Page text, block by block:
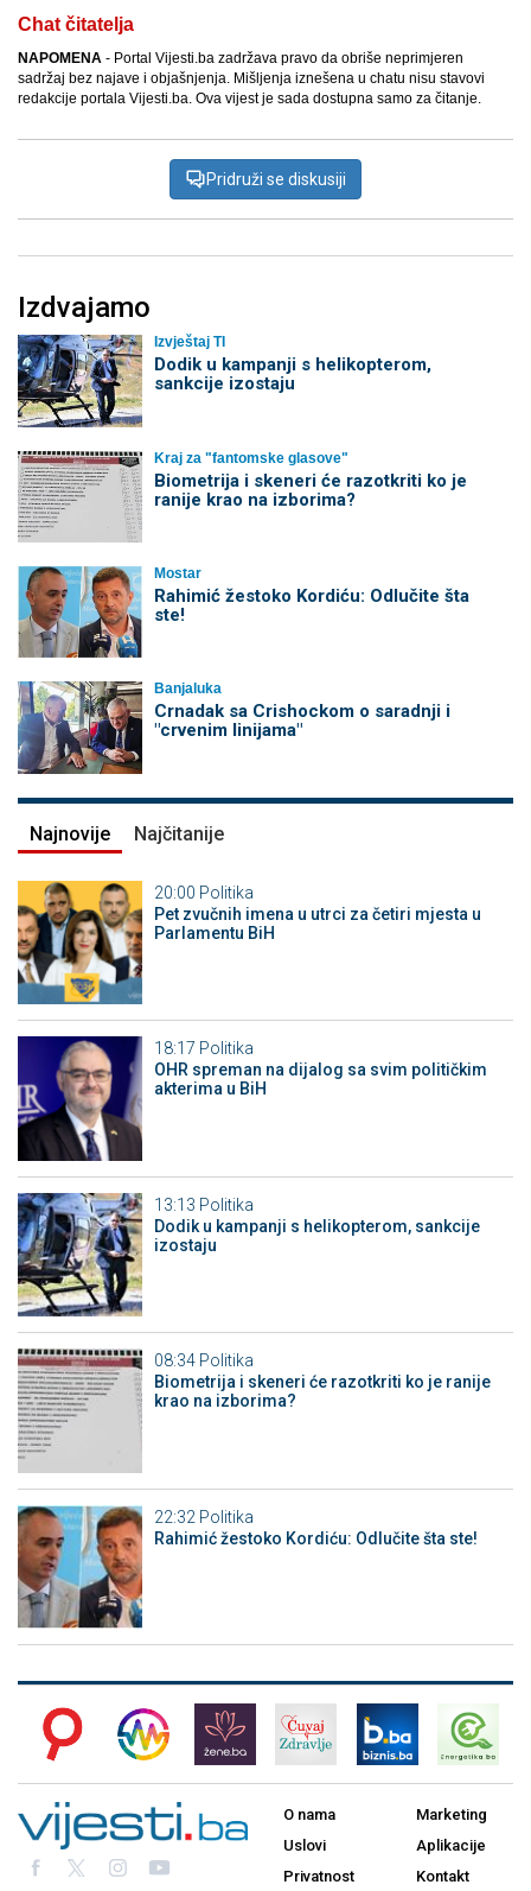
Chat čitatelja
NAPOMENA - Portal Vijesti.ba zadržava pravo da obriše neprimjeren
sadržaj bez najave i objašnjenja. Mišljenja iznešena u chatu nisu stavovi
redakcije portala Vijesti.ba. Ova vijest je sada dostupna samo za čitanje.
Pridruži se diskusiji
Izdvajamo
Izvještaj TI
Dodik u kampanji s helikopterom,
sankcije izostaju
Kraj za "fantomske glasove"
Biometrija i skeneri će razotkriti ko je
ranije krao na izborima?
Mostar
Rahimić žestoko Kordiću: Odlučite šta
ste!
Banjaluka
Crnadak sa Crishockom o saradnji i
"crvenim linijama"
Najnovije Najčitanije
20:00 Politika
Pet zvučnih imena u utrci za četiri mjesta u
Parlamentu BiH
18:17 Politika
OHR spreman na dijalog sa svim političkim
akterima u BiH
13:13 Politika
Dodik u kampanji s helikopterom, sankcije
izostaju
08:34 Politika
Biometrija i skeneri će razotkriti ko je ranije
krao na izborima?
22:32 Politika
Rahimić žestoko Kordiću: Odlučite šta ste!
O nama
Uslovi
Privatnost
Marketing
Aplikacije
Kontakt